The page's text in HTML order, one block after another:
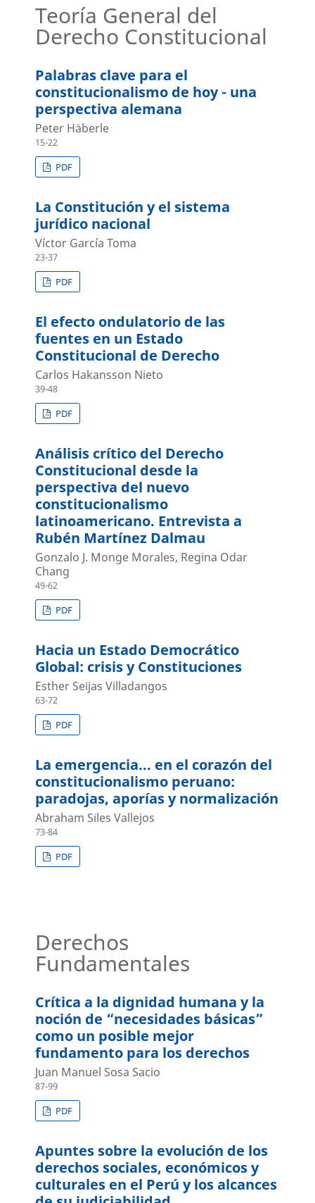
Teoría General del
Derecho Constitucional
Palabras clave para el
constitucionalismo de hoy - una
perspectiva alemana
Peter Häberle
15-22
PDF
La Constitución y el sistema
jurídico nacional
Víctor García Toma
23-37
PDF
El efecto ondulatorio de las
fuentes en un Estado
Constitucional de Derecho
Carlos Hakansson Nieto
39-48
PDF
Análisis crítico del Derecho
Constitucional desde la
perspectiva del nuevo
constitucionalismo
latinoamericano. Entrevista a
Rubén Martínez Dalmau
Gonzalo J. Monge Morales, Regina Odar
Chang
49-62
PDF
Hacia un Estado Democrático
Global: crisis y Constituciones
Esther Seijas Villadangos
63-72
PDF
La emergencia... en el corazón del
constitucionalismo peruano:
paradojas, aporías y normalización
Abraham Siles Vallejos
73-84
PDF
Derechos
Fundamentales
Crítica a la dignidad humana y la
noción de “necesidades básicas”
como un posible mejor
fundamento para los derechos
Juan Manuel Sosa Sacio
87-99
PDF
Apuntes sobre la evolución de los
derechos sociales, económicos y
culturales en el Perú y los alcances